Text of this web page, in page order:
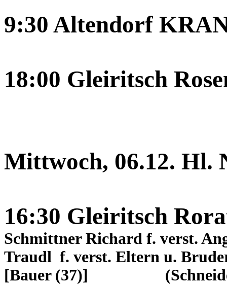
9:30 Altendorf
18:00 Gleiritsch
Mittwoch, 06.12. Hl.
16:30 Gleiritsch
Schmittner Richard f. verst.
Traudl f. verst. Eltern u.
[Bauer (37)] (Schneider